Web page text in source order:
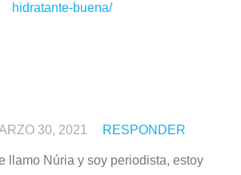
hidratante-buena/
30, 2021 RESPONDER
llamo Núria y soy periodista, estoy